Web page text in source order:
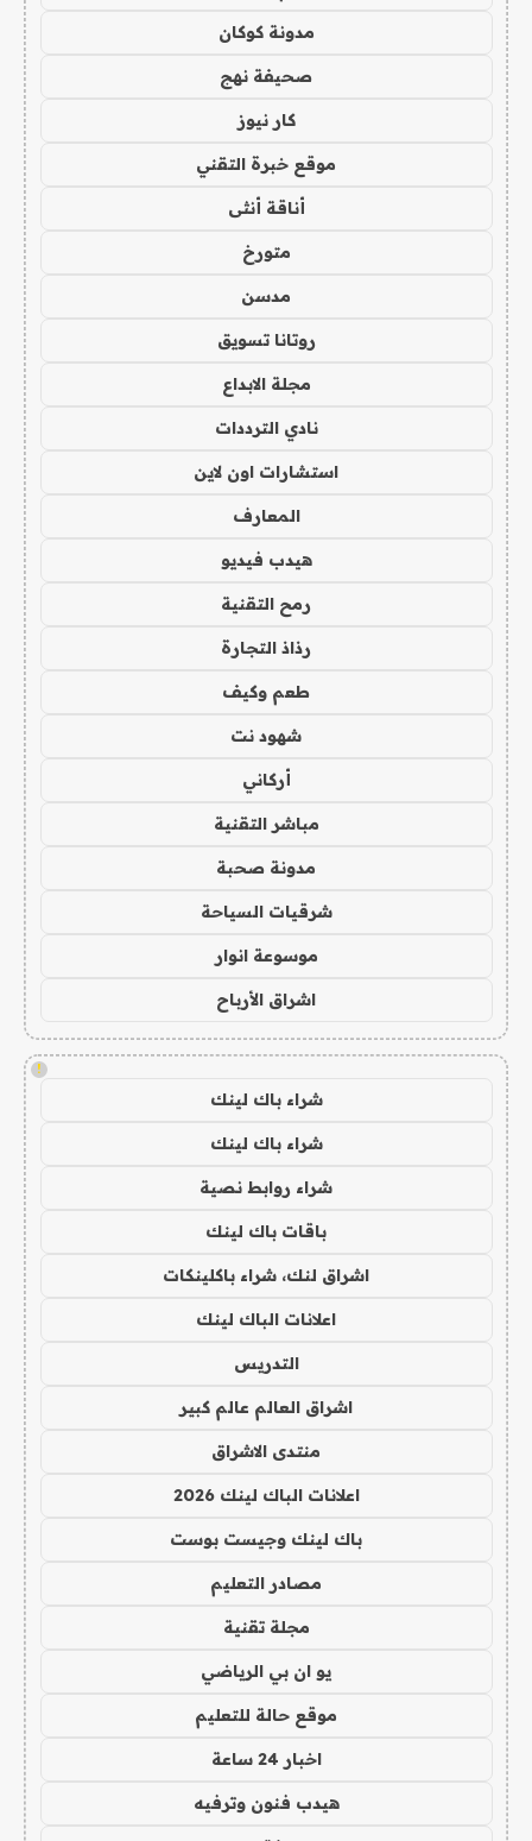
مدونة كوكان
صحيفة نهج
كار نيوز
موقع خبرة التقني
أناقة أنثى
متورخ
مدسن
روتانا تسويق
مجلة الابداع
نادي الترددات
استشارات اون لاين
المعارف
هيدب فيديو
رمح التقنية
رذاذ التجارة
طعم وكيف
شهود نت
أركاني
مباشر التقنية
مدونة صحبة
شرقيات السياحة
موسوعة انوار
اشراق الأرباح
!
شراء باك لينك
شراء باك لينك
شراء روابط نصية
باقات باك لينك
اشراق لنك، شراء باكلينكات
اعلانات الباك لينك
التدريس
اشراق العالم عالم كبير
منتدى الاشراق
اعلانات الباك لينك 2026
باك لينك وجيست بوست
مصادر التعليم
مجلة تقنية
يو ان بي الرياضي
موقع حالة للتعليم
اخبار 24 ساعة
هيدب فنون وترفيه